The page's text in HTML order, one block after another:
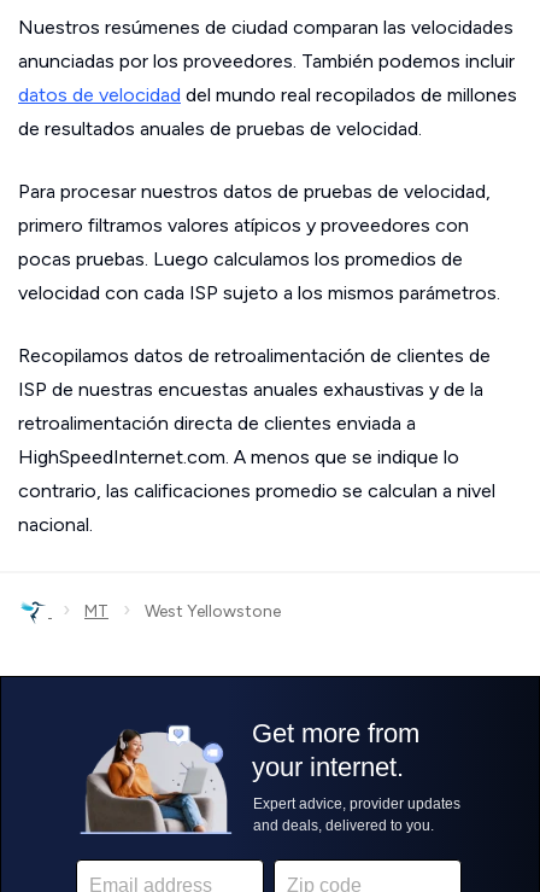
Nuestros resúmenes de ciudad comparan las velocidades
anunciadas por los proveedores. También podemos incluir
datos de velocidad del mundo real recopilados de millones
de resultados anuales de pruebas de velocidad.
Para procesar nuestros datos de pruebas de velocidad,
primero filtramos valores atípicos y proveedores con
pocas pruebas. Luego calculamos los promedios de
velocidad con cada ISP sujeto a los mismos parámetros.
Recopilamos datos de retroalimentación de clientes de
ISP de nuestras encuestas anuales exhaustivas y de la
retroalimentación directa de clientes enviada a
HighSpeedInternet.com. A menos que se indique lo
contrario, las calificaciones promedio se calculan a nivel
nacional.
› MT › West Yellowstone